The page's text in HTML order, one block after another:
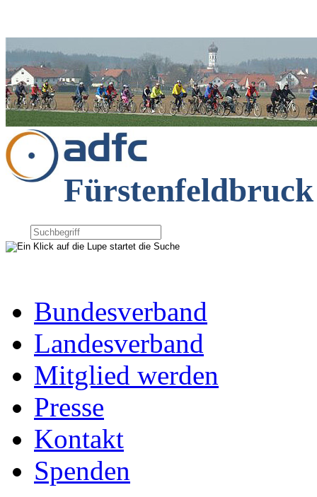
Fürstenfeldbruck
Bundesverband
Landesverband
Mitglied werden
Presse
Kontakt
Spenden